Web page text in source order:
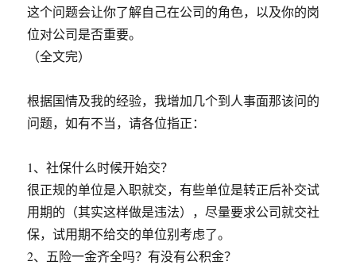
这个问题会让你了解自己在公司的角色，以及你的岗
位对公司是否重要。
（全文完）
根据国情及我的经验，我增加几个到人事面那该问的
问题，如有不当，请各位指正：
1、社保什么时候开始交？
很正规的单位是入职就交，有些单位是转正后补交试
用期的（其实这样做是违法），尽量要求公司就交社
保，试用期不给交的单位别考虑了。
2、五险一金齐全吗？有没有公积金？